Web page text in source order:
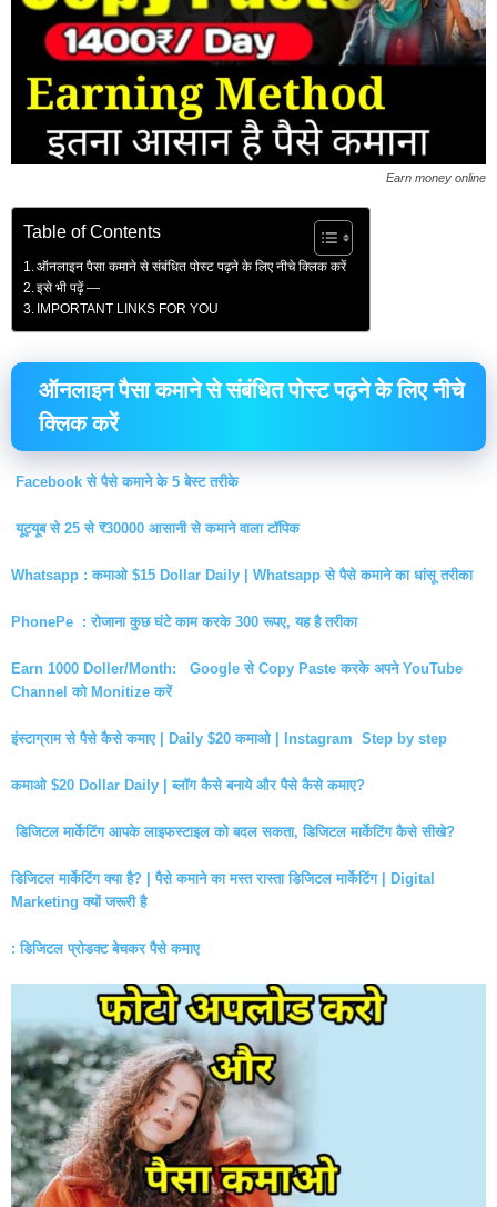
Earn money online
Table of Contents
ऑनलाइन पैसा कमाने से संबंधित पोस्ट पढ़ने के लिए नीचे क्लिक करें
इसे भी पढ़ें —
IMPORTANT LINKS FOR YOU
ऑनलाइन पैसा कमाने से संबंधित पोस्ट पढ़ने के लिए नीचे
क्लिक करें
Facebook से पैसे कमाने के 5 बेस्ट तरीके
यूट्यूब से 25 से ₹30000 आसानी से कमाने वाला टॉपिक
Whatsapp : कमाओ $15 Dollar Daily | Whatsapp से पैसे कमाने का धांसू तरीका
PhonePe : रोजाना कुछ घंटे काम करके 300 रूपए, यह है तरीका
Earn 1000 Doller/Month: Google से Copy Paste करके अपने YouTube
Channel को Monitize करें
इंस्टाग्राम से पैसे कैसे कमाए | Daily $20 कमाओ | Instagram Step by step
कमाओ $20 Dollar Daily | ब्लॉग कैसे बनाये और पैसे कैसे कमाए?
डिजिटल मार्केटिंग आपके लाइफस्टाइल को बदल सकता, डिजिटल मार्केटिंग कैसे सीखे?
डिजिटल मार्केटिंग क्या है? | पैसे कमाने का मस्त रास्ता डिजिटल मार्केटिंग | Digital
Marketing क्यों जरूरी है
: डिजिटल प्रोडक्ट बेचकर पैसे कमाए